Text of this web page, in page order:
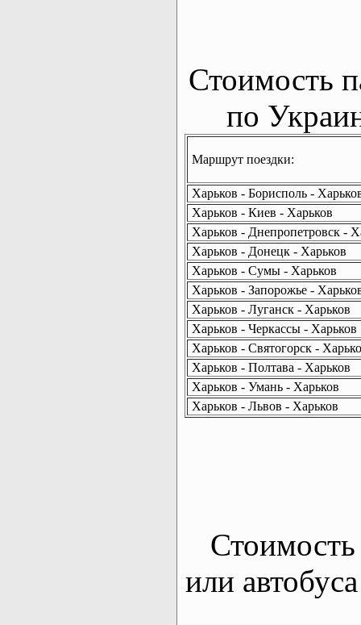
Стоимость
по
Маршрут поездки:
Харьков - Борисполь -
Харьков - Киев - Харьков
Харьков - Днепропетровск -
Харьков - Донецк - Харьков
Харьков - Сумы - Харьков
Харьков - Запорожье -
Харьков - Луганск - Харьков
Харьков - Черкассы - Харьков
Харьков - Святогорск -
Харьков - Полтава - Харьков
Харьков - Умань - Харьков
Харьков - Львов - Харьков
Стоимость
или